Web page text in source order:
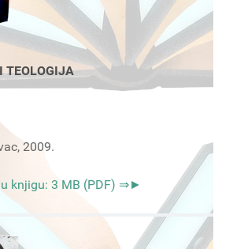
TEOLOGIJA
2009.
knjigu: 3 MB (PDF) ⇒►